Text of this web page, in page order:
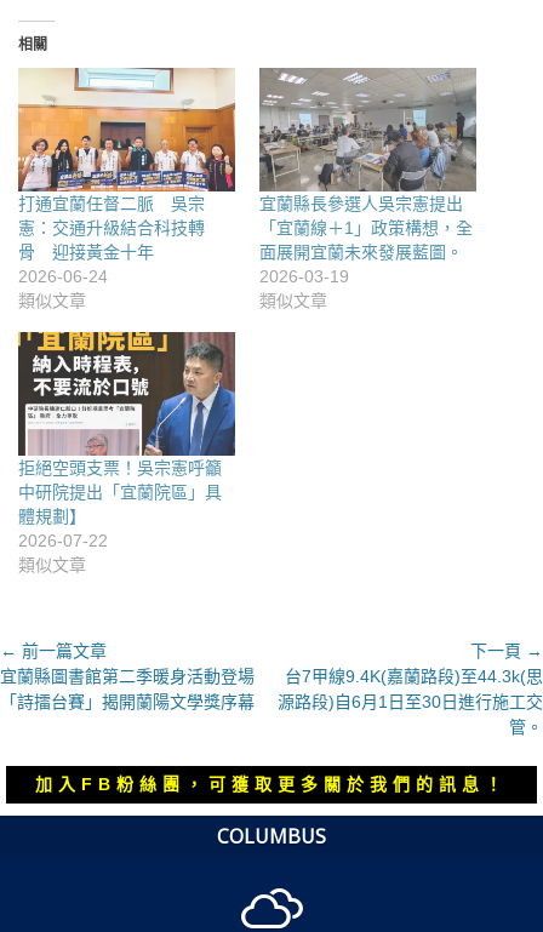
相關
打通宜蘭任督二脈 吳宗
憲：交通升級結合科技轉
骨 迎接黃金十年
2026-06-24
類似文章
宜蘭縣長參選人吳宗憲提出
「宜蘭線＋1」政策構想，全
面展開宜蘭未來發展藍圖。
2026-03-19
類似文章
拒絕空頭支票！吳宗憲呼籲
中研院提出「宜蘭院區」具
體規劃】
2026-07-22
類似文章
文
章
導
← 前一篇文章
上
一
宜蘭縣圖書館第二季暖身活動登場
「詩擂台賽」揭開蘭陽文學獎序幕
下一頁 →
下
一
章：
台7甲線9.4K(嘉蘭路段)至44.3k(思
源路段)自6月1日至30日進行施工交
管。
加入FB粉絲團，可獲取更多關於我們的訊息！
COLUMBUS